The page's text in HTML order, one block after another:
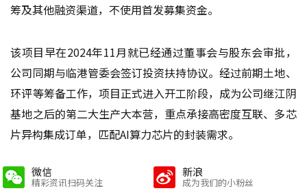
筹及其他融资渠道，不使用首发募集资金。
该项目早在2024年11月就已经通过董事会与股东会审批，
公司同期与临港管委会签订投资扶持协议。经过前期土地、
环评等筹备工作，项目正式进入开工阶段，成为公司继江阴
基地之后的第二大生产大本营，重点承接高密度互联、多芯
片异构集成订单，匹配AI算力芯片的封装需求。
微信
精彩资讯扫码关注
新浪
成为我们的小粉丝